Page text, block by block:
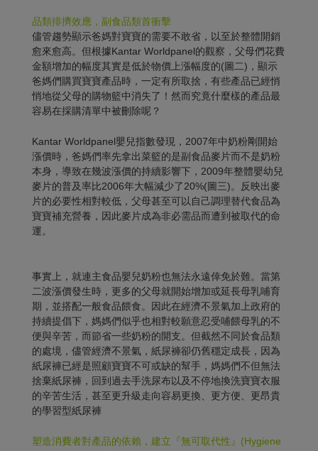
品類排擠效應，副食品類首衝擊
儘管趨勢顯示爸媽對寶寶的需要不敢省，以至於整體開銷
愈來愈高。但根據Kantar Worldpanel的觀察，父母們花費
金額增加的幅度其實是低於物價上漲幅度的(圖二)，顯示
爸媽們購買寶寶產品時，一定有所取捨，有些產品已經悄
悄地從父母的購物籃中消失了！然而究竟什麼樣的產品最
容易在採購清單中被刪除呢？
Kantar Worldpanel嬰兒指數發現，2007年中奶粉剛開始
漲價時，爸媽們率先拿出菜籃的是副食品麥片而不是奶粉
本身，導致在幾波漲價的持續影響下，2009年整體嬰幼兒
麥片的普及率比2006年大幅減少了20%(圖三)。反映出麥
片的必要性相對較低，父母甚至可以自己調理替代食品為
寶寶補充營養，因此麥片成為非必需品而遭到被取代的命
運。
事實上，就連主食品嬰兒奶粉也無法永遠倖免於難。當第
二波漲價發生時，更多的父母就開始增加或延長母乳哺育
期，並搭配一般食品餵食。因此在經濟不景氣加上政府的
持續提倡下，媽媽們似乎也相對較願意忍受哺餵母乳的不
便與辛苦，而節省一些奶粉的開支。但截然不同於食品類
的處境，儘管經濟不景氣，紙尿褲卻仍舊穩定成長，因為
紙尿褲已經是照顧寶寶不可或缺的幫手，媽媽們不但無法
捨棄紙尿褲，回到過去手洗尿布以及不停地換洗寶寶衣服
的辛苦生活，甚至更升級走向容易更換、更方便、更昂貴
的學習型紙尿褲
塑造消費者對產品的依賴，建立『無可取代性』(Hygiene